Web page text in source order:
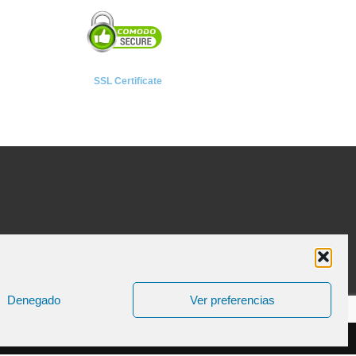
Denegado Ver preferencias
SSL Certificate